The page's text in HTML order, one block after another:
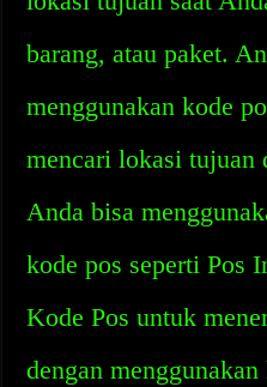
barang, atau paket.
menggunakan kode
mencari lokasi tujuan
Anda bisa
kode pos seperti Pos
Kode Pos untuk
dengan